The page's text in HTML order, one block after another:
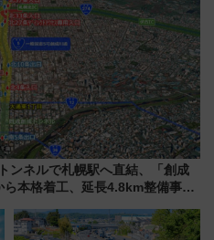
ンネルで札幌駅へ直結、「創成
ら本格着工、延長4.8km整備事業